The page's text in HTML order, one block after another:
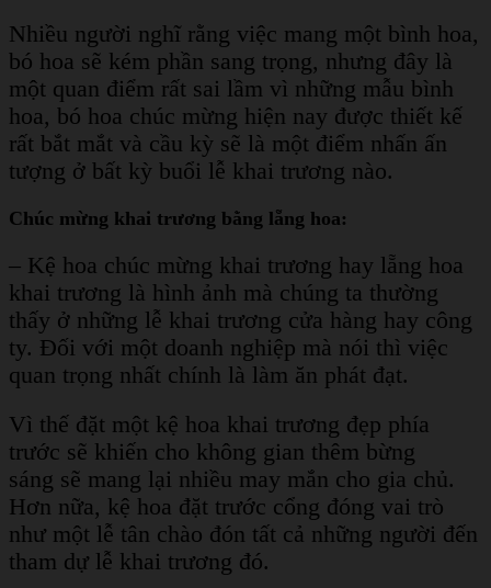
Nhiều người nghĩ rằng việc mang một bình hoa,
bó hoa sẽ kém phần sang trọng, nhưng đây là
một quan điểm rất sai lầm vì những mẫu bình
hoa, bó hoa chúc mừng hiện nay được thiết kế
rất bắt mắt và cầu kỳ sẽ là một điểm nhấn ấn
tượng ở bất kỳ buổi lễ khai trương nào.
Chúc mừng khai trương bằng lẵng hoa:
– Kệ hoa chúc mừng khai trương hay lẵng hoa
khai trương là hình ảnh mà chúng ta thường
thấy ở những lễ khai trương cửa hàng hay công
ty. Đối với một doanh nghiệp mà nói thì việc
quan trọng nhất chính là làm ăn phát đạt.
Vì thế đặt một kệ hoa khai trương đẹp phía
trước sẽ khiến cho không gian thêm bừng
sáng sẽ mang lại nhiều may mắn cho gia chủ.
Hơn nữa, kệ hoa đặt trước cổng đóng vai trò
như một lễ tân chào đón tất cả những người đến
tham dự lễ khai trương đó.